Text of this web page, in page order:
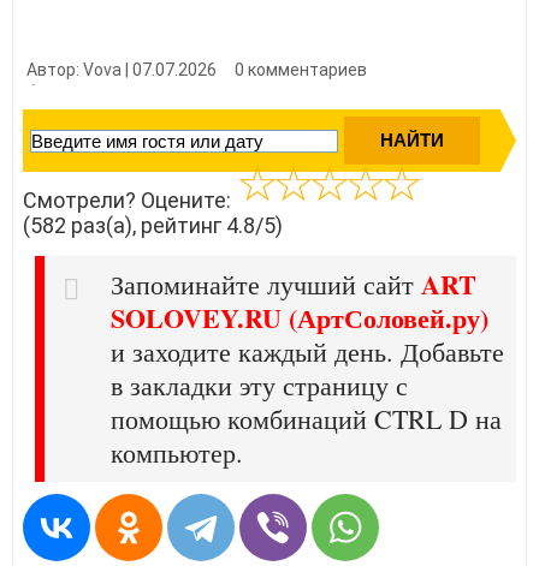
Автор: Vova | 07.07.2026
0 комментариев
Смотрели? Оцените:
(582 раз(а), рейтинг 4.8/5)
Запоминайте лучший сайт ART
SOLOVEY.RU (АртСоловей.ру)
и заходите каждый день. Добавьте
в закладки эту страницу с
помощью комбинаций CTRL D на
компьютер.